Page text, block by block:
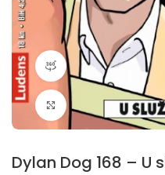
360 product view
Klikni da povečaš
Dylan Dog 168 – U